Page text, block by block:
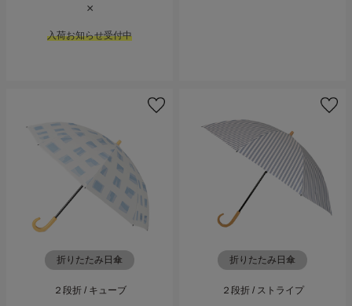
×
入荷お知らせ受付中
折りたたみ日傘
２段折 / キューブ
折りたたみ日傘
２段折 / ストライプ